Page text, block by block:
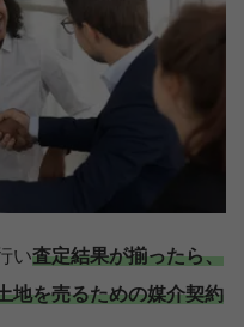
い査定結果が揃ったら、
地を売るための媒介契約